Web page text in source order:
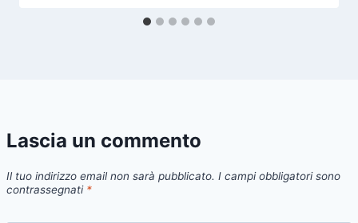
Lascia un commento
Il tuo indirizzo email non sarà pubblicato. I campi obbligatori sono
contrassegnati *